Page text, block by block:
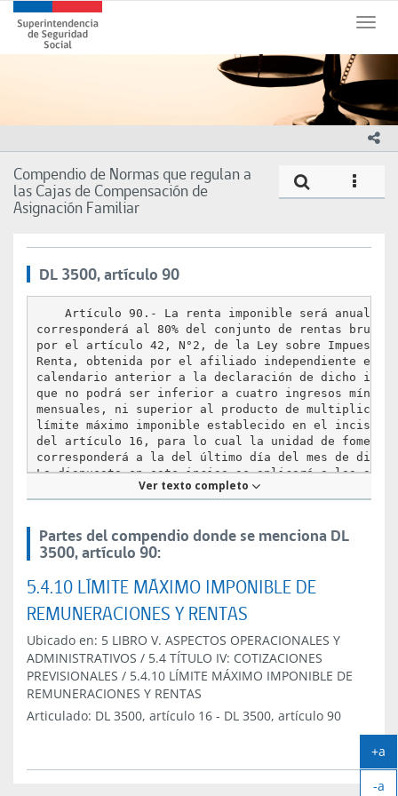
principalSuperintendencia
de
Seguridad
Gobierno
Compendio de Normas que regulan a
las Cajas de Compensación de
Asignación Familiar
icono
DL 3500, artículo 90
    Artículo 90.- La renta imponible será anual y
corresponderá al 80% del conjunto de rentas brutas
por el artículo 42, N°2, de la Ley sobre Impuesto
Renta, obtenida por el afiliado independiente en
calendario anterior a la declaración de dicho
que no podrá ser inferior a cuatro ingresos mínimos
mensuales, ni superior al producto de multiplicar
límite máximo imponible establecido en el inciso
del artículo 16, para lo cual la unidad de fomento
corresponderá a la del último día del mes de
Lo dispuesto en este inciso se aplicará a los
sociedades profesionales que tributen conforme al
42, N° 2°, de la Ley sobre Impuesto a la Renta,
de este Párrafo.
inciso anterior y remuneraciones de uno o más
inciso anterior, se sumarán para los efectos de
límite máximo anual establecido en el inciso
de acuerdo a lo que determine una norma de
de la Superintendencia. En el evento que las
previsionales superen el monto que debe enterarse
al límite máximo imponible establecido en el inciso
primero, se procederá a la reliquidación de las
Los trabajadores independientes que no
Ver texto completo
Partes del compendio donde se menciona DL
3500, artículo 90:
5.4.10 LÍMITE MÁXIMO IMPONIBLE DE
REMUNERACIONES Y RENTAS
Ubicado en: 5 LIBRO V. ASPECTOS OPERACIONALES Y
ADMINISTRATIVOS / 5.4 TÍTULO IV: COTIZACIONES
PREVISIONALES / 5.4.10 LÍMITE MÁXIMO IMPONIBLE DE
REMUNERACIONES Y RENTAS
Articulado: DL 3500, artículo 16 - DL 3500, artículo 90
+a
-a